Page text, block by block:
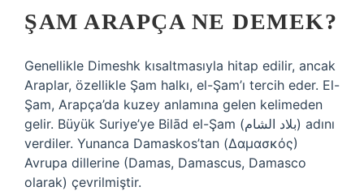
ŞAM ARAPÇA NE DEMEK?
Genellikle Dimeshk kısaltmasıyla hitap edilir, ancak
Araplar, özellikle Şam halkı, el-Şam’ı tercih eder. El-
Şam, Arapça’da kuzey anlamına gelen kelimeden
gelir. Büyük Suriye’ye Bilād el-Şam (بلاد الشام) adını
verdiler. Yunanca Damaskos’tan (Δαμασκός)
Avrupa dillerine (Damas, Damascus, Damasco
olarak) çevrilmiştir.